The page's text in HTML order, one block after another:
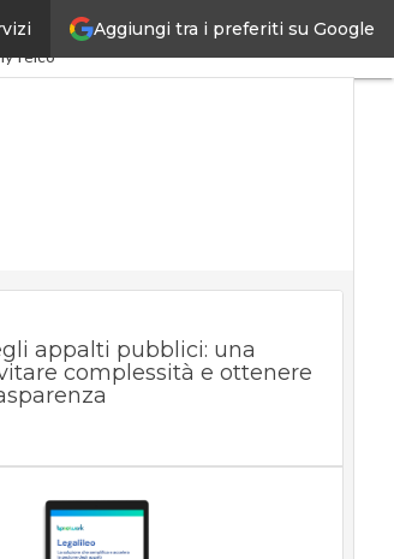
Aggiungi tra i preferiti su Google
Telco
appalti pubblici: una
complessità e ottenere